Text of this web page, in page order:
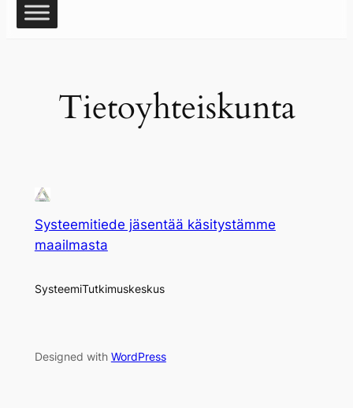
Tietoyhteiskunta
Systeemitiede jäsentää käsitystämme
maailmasta
SysteemiTutkimuskeskus
Designed with WordPress